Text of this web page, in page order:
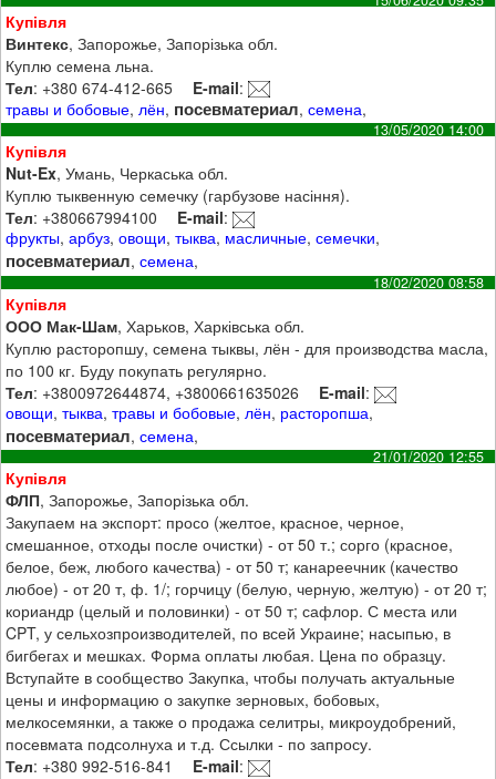
Купівля
Винтекс, Запорожье, Запорізька обл.
Куплю семена льна.
Тел: +380 674-412-665 E-mail:
травы и бобовые, лён, посевматериал,семена,
13/05/2020 14:00
Купівля
Nut-Ex, Умань, Черкаська обл.
Куплю тыквенную семечку (гарбузове насіння).
Тел: +380667994100 E-mail:
фрукты,арбуз,овощи,тыква, масличные,семечки,
посевматериал,семена,
18/02/2020 08:58
Купівля
ООО Мак-Шам, Харьков, Харківська обл.
Куплю расторопшу, семена тыквы, лён - для производства масла,
по 100 кг. Буду покупать регулярно.
Тел: +3800972644874, +3800661635026 E-mail:
овощи,тыква,травы и бобовые, лён, расторопша,
посевматериал,семена,
21/01/2020 12:55
Купівля
ФЛП, Запорожье, Запорізька обл.
Закупаем на экспорт: просо (желтое, красное, черное,
смешанное, отходы после очистки) - от 50 т.; сорго (красное,
белое, беж, любого качества) - от 50 т; канареечник (качество
любое) - от 20 т, ф. 1/; горчицу (белую, черную, желтую) - от 20 т;
кориандр (целый и половинки) - от 50 т; сафлор. С места или
CPT, у сельхозпроизводителей, по всей Украине; насыпью, в
бигбегах и мешках. Форма оплаты любая. Цена по образцу.
Вступайте в сообщество Закупка, чтобы получать актуальные
цены и информацию о закупке зерновых, бобовых,
мелкосемянки, а также о продажа селитры, микроудобрений,
посевмата подсолнуха и т.д. Ссылки - по запросу.
Тел: +380 992-516-841 E-mail: